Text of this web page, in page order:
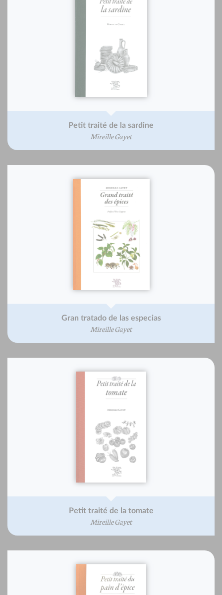
Petit traité de la sardine
Mireille Gayet
Gran tratado de las especias
Mireille Gayet
Petit traité de la tomate
Mireille Gayet